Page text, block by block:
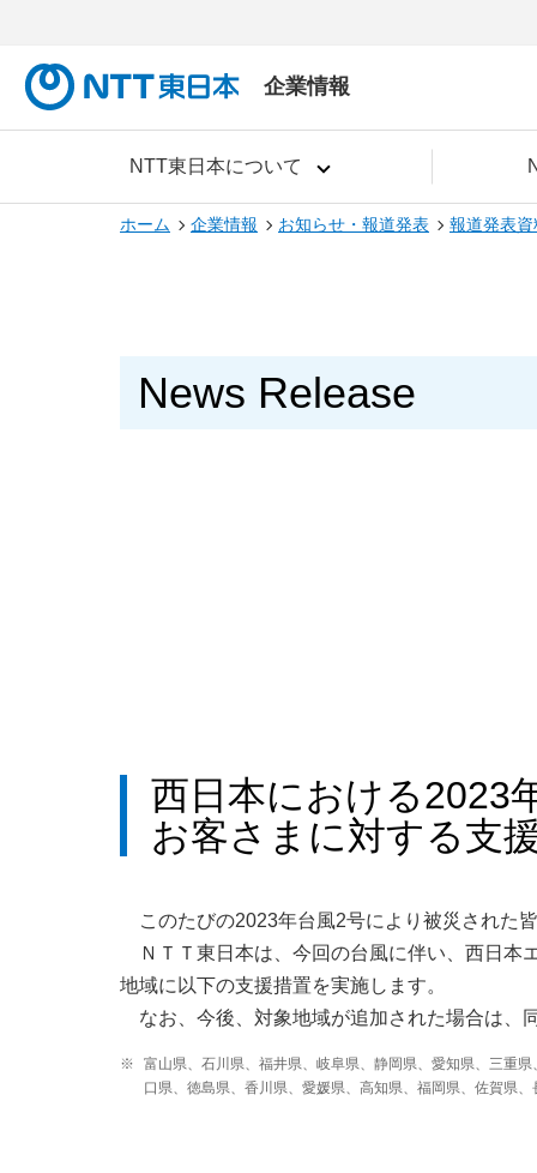
企業情報
NTT東日本について
ホーム 企業情報 お知らせ・報道発表 報道発表資
News Release
西日本における2023
お客さまに対する支
このたびの2023年台風2号により被災された
ＮＴＴ東日本は、今回の台風に伴い、西日本
地域に以下の支援措置を実施します。
なお、今後、対象地域が追加された場合は、
※
富山県、石川県、福井県、岐阜県、静岡県、愛知県、三重
口県、徳島県、香川県、愛媛県、高知県、福岡県、佐賀県